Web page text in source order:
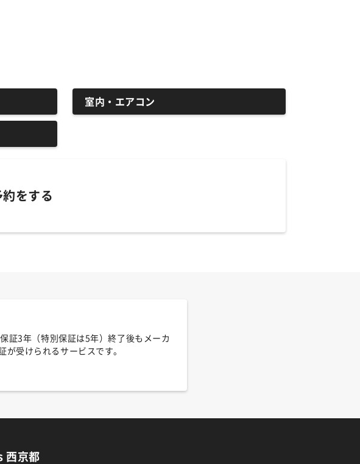
室内・エアコン
約をする
証3年（特別保証は5年）終了後もメーカ
が受けられるサービスです。
西京都